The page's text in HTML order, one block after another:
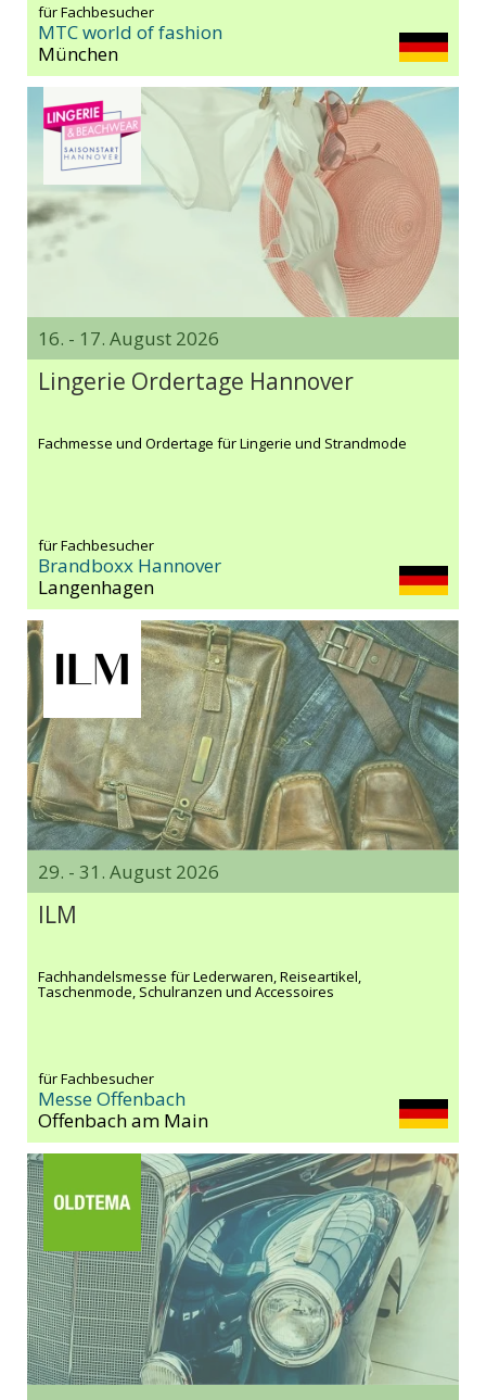
für Fachbesucher
MTC world of fashion
München
16. - 17. August 2026
Lingerie Ordertage Hannover
Fachmesse und Ordertage für Lingerie und Strandmode
für Fachbesucher
Brandboxx Hannover
Langenhagen
29. - 31. August 2026
ILM
Fachhandelsmesse für Lederwaren, Reiseartikel,
Taschenmode, Schulranzen und Accessoires
für Fachbesucher
Messe Offenbach
Offenbach am Main